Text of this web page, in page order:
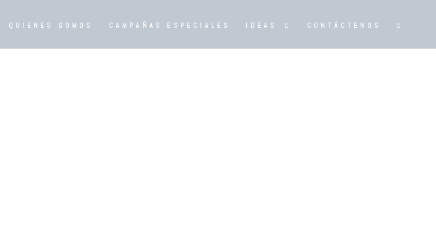
QUIENES SOMOS CAMPAÑAS ESPECIALES IDEAS CONTÁCTENOS